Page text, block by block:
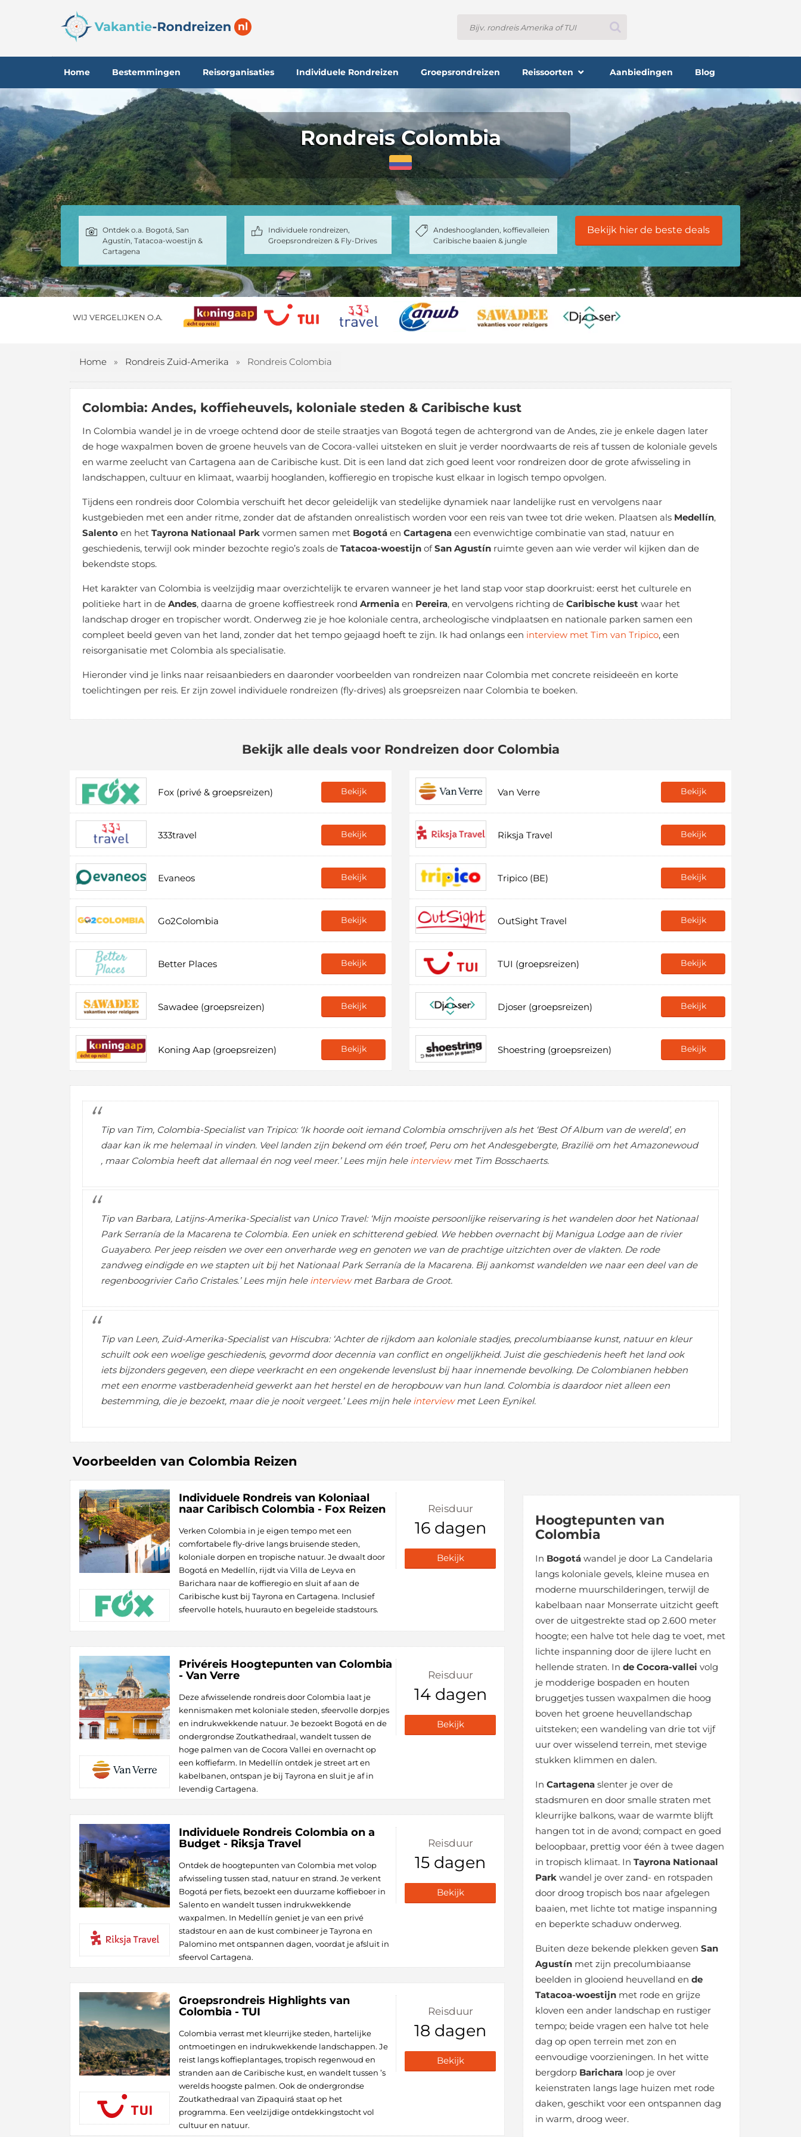
Home Bestemmingen Reisorganisaties Individuele Rondreizen Groepsrondreizen Reissoorten Aanbiedingen Blog
Rondreis Colombia
Ontdek o.a. Bogotá, San
Agustín, Tatacoa-woestijn &
Cartagena
Individuele rondreizen,
Groepsrondreizen & Fly-Drives
Andeshooglanden, koffievalleien
Caribische baaien & jungle
Bekijk hier de beste deals
WIJ VERGELIJKEN O.A.
Home » Rondreis Zuid-Amerika » Rondreis Colombia
Colombia: Andes, koffieheuvels, koloniale steden & Caribische kust
In Colombia wandel je in de vroege ochtend door de steile straatjes van Bogotá tegen de achtergrond van de Andes, zie je enkele dagen later
de hoge waxpalmen boven de groene heuvels van de Cocora-vallei uitsteken en sluit je verder noordwaarts de reis af tussen de koloniale gevels
en warme zeelucht van Cartagena aan de Caribische kust. Dit is een land dat zich goed leent voor rondreizen door de grote afwisseling in
landschappen, cultuur en klimaat, waarbij hooglanden, koffieregio en tropische kust elkaar in logisch tempo opvolgen.
Tijdens een rondreis door Colombia verschuift het decor geleidelijk van stedelijke dynamiek naar landelijke rust en vervolgens naar
kustgebieden met een ander ritme, zonder dat de afstanden onrealistisch worden voor een reis van twee tot drie weken. Plaatsen als Medellín,
Salento en het Tayrona Nationaal Park vormen samen met Bogotá en Cartagena een evenwichtige combinatie van stad, natuur en
geschiedenis, terwijl ook minder bezochte regio’s zoals de Tatacoa-woestijn ofSan Agustín ruimte geven aan wie verder wil kijken dan de
bekendste stops.
Het karakter van Colombia is veelzijdig maar overzichtelijk te ervaren wanneer je het land stap voor stap doorkruist: eerst het culturele en
politieke hart in de Andes, daarna de groene koffiestreek rond Armenia en Pereira, en vervolgens richting de Caribische kust waar het
landschap droger en tropischer wordt. Onderweg zie je hoe koloniale centra, archeologische vindplaatsen en nationale parken samen een
compleet beeld geven van het land, zonder dat het tempo gejaagd hoeft te zijn. Ik had onlangs een interview met Tim van Tripico, een
reisorganisatie met Colombia als specialisatie.
Hieronder vind je links naar reisaanbieders en daaronder voorbeelden van rondreizen naar Colombia met concrete reisideeën en korte
toelichtingen per reis. Er zijn zowel individuele rondreizen (fly-drives) als groepsreizen naar Colombia te boeken.
Bekijk alle deals voor Rondreizen door Colombia
Fox (privé & groepsreizen) Bekijk Van Verre Bekijk
333travel Bekijk Riksja Travel Bekijk
Evaneos Bekijk Tripico (BE) Bekijk
Go2Colombia Bekijk OutSight Travel Bekijk
Better Places Bekijk TUI (groepsreizen) Bekijk
Sawadee (groepsreizen) Bekijk Djoser (groepsreizen) Bekijk
Koning Aap (groepsreizen) Bekijk Shoestring (groepsreizen) Bekijk
Tip van Tim, Colombia-Specialist van Tripico: ‘Ik hoorde ooit iemand Colombia omschrijven als het ‘Best Of Album van de wereld’, en
daar kan ik me helemaal in vinden. Veel landen zijn bekend om één troef, Peru om het Andesgebergte, Brazilië om het Amazonewoud
, maar Colombia heeft dat allemaal én nog veel meer.’ Lees mijn hele interviewmet Tim Bosschaerts.
Tip van Barbara, Latijns-Amerika-Specialist van Unico Travel: ‘Mijn mooiste persoonlijke reiservaring is het wandelen door het Nationaal
Park Serranía de la Macarena te Colombia. Een uniek en schitterend gebied. We hebben overnacht bij Manigua Lodge aan de rivier
Guayabero. Per jeep reisden we over een onverharde weg en genoten we van de prachtige uitzichten over de vlakten. De rode
zandweg eindigde en we stapten uit bij het Nationaal Park Serranía de la Macarena. Bij aankomst wandelden we naar een deel van de
regenboogrivier Caño Cristales.’ Lees mijn hele interviewmet Barbara de Groot.
Tip van Leen, Zuid-Amerika-Specialist van Hiscubra: ‘Achter de rijkdom aan koloniale stadjes, precolumbiaanse kunst, natuur en kleur
schuilt ook een woelige geschiedenis, gevormd door decennia van conflict en ongelijkheid. Juist die geschiedenis heeft het land ook
iets bijzonders gegeven, een diepe veerkracht en een ongekende levenslust bij haar innemende bevolking. De Colombianen hebben
met een enorme vastberadenheid gewerkt aan het herstel en de heropbouw van hun land. Colombia is daardoor niet alleen een
bestemming, die je bezoekt, maar die je nooit vergeet.’ Lees mijn hele interviewmet Leen Eynikel.
Voorbeelden van Colombia Reizen
Individuele Rondreis van Koloniaal
naar Caribisch Colombia - Fox Reizen
Verken Colombia in je eigen tempo met een
comfortabele fly-drive langs bruisende steden,
koloniale dorpen en tropische natuur. Je dwaalt door
Bogotá en Medellín, rijdt via Villa de Leyva en
Barichara naar de koffieregio en sluit af aan de
Caribische kust bij Tayrona en Cartagena. Inclusief
sfeervolle hotels, huurauto en begeleide stadstours.
Reisduur
16 dagen
Bekijk
Privéreis Hoogtepunten van Colombia
- Van Verre
Deze afwisselende rondreis door Colombia laat je
kennismaken met koloniale steden, sfeervolle dorpjes
en indrukwekkende natuur. Je bezoekt Bogotá en de
ondergrondse Zoutkathedraal, wandelt tussen de
hoge palmen van de Cocora Vallei en overnacht op
een koffiefarm. In Medellín ontdek je street art en
kabelbanen, ontspan je bij Tayrona en sluit je af in
levendig Cartagena.
Reisduur
14 dagen
Bekijk
Individuele Rondreis Colombia on a
Budget - Riksja Travel
Ontdek de hoogtepunten van Colombia met volop
afwisseling tussen stad, natuur en strand. Je verkent
Bogotá per fiets, bezoekt een duurzame koffieboer in
Salento en wandelt tussen indrukwekkende
waxpalmen. In Medellín geniet je van een privé
stadstour en aan de kust combineer je Tayrona en
Palomino met ontspannen dagen, voordat je afsluit in
sfeervol Cartagena.
Reisduur
15 dagen
Bekijk
Groepsrondreis Highlights van
Colombia - TUI
Colombia verrast met kleurrijke steden, hartelijke
ontmoetingen en indrukwekkende landschappen. Je
reist langs koffieplantages, tropisch regenwoud en
stranden aan de Caribische kust, en wandelt tussen ’s
werelds hoogste palmen. Ook de ondergrondse
Zoutkathedraal van Zipaquirá staat op het
programma. Een veelzijdige ontdekkingstocht vol
cultuur en natuur.
Reisduur
18 dagen
Bekijk
Hoogtepunten van
Colombia
In Bogotá wandel je door La Candelaria
langs koloniale gevels, kleine musea en
moderne muurschilderingen, terwijl de
kabelbaan naar Monserrate uitzicht geeft
over de uitgestrekte stad op 2.600 meter
hoogte; een halve tot hele dag te voet, met
lichte inspanning door de ijlere lucht en
hellende straten. In de Cocora-vallei volg
je modderige bospaden en houten
bruggetjes tussen waxpalmen die hoog
boven het groene heuvellandschap
uitsteken; een wandeling van drie tot vijf
uur over wisselend terrein, met stevige
stukken klimmen en dalen.
In Cartagena slenter je over de
stadsmuren en door smalle straten met
kleurrijke balkons, waar de warmte blijft
hangen tot in de avond; compact en goed
beloopbaar, prettig voor één à twee dagen
in tropisch klimaat. In Tayrona Nationaal
Park wandel je over zand- en rotspaden
door droog tropisch bos naar afgelegen
baaien, met lichte tot matige inspanning
en beperkte schaduw onderweg.
Buiten deze bekende plekken geven San
Agustín met zijn precolumbiaanse
beelden in glooiend heuvelland en de
Tatacoa-woestijn met rode en grijze
kloven een ander landschap en rustiger
tempo; beide vragen een halve tot hele
dag op open terrein met zon en
eenvoudige voorzieningen. In het witte
bergdorp Barichara loop je over
keienstraten langs lage huizen met rode
daken, geschikt voor een ontspannen dag
in warm, droog weer.